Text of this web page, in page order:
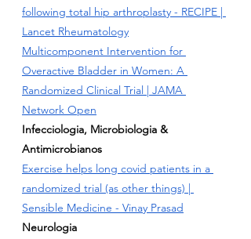
following total hip arthroplasty - RECIPE |
Lancet Rheumatology
Multicomponent Intervention for
Overactive Bladder in Women: A
Randomized Clinical Trial | JAMA
Network Open
Infecciologia, Microbiologia &
Antimicrobianos
Exercise helps long covid patients in a
randomized trial (as other things) |
Sensible Medicine - Vinay Prasad
Neurologia